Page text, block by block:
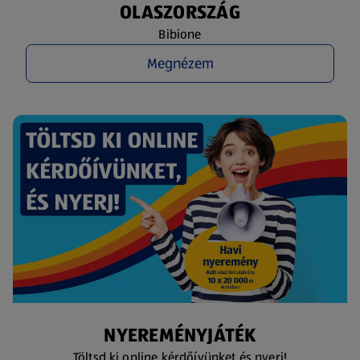
OLASZORSZÁG
Bibione
Megnézem
NYEREMÉNYJÁTÉK